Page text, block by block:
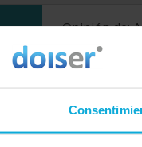
Opinión de:
¿Qué te ha